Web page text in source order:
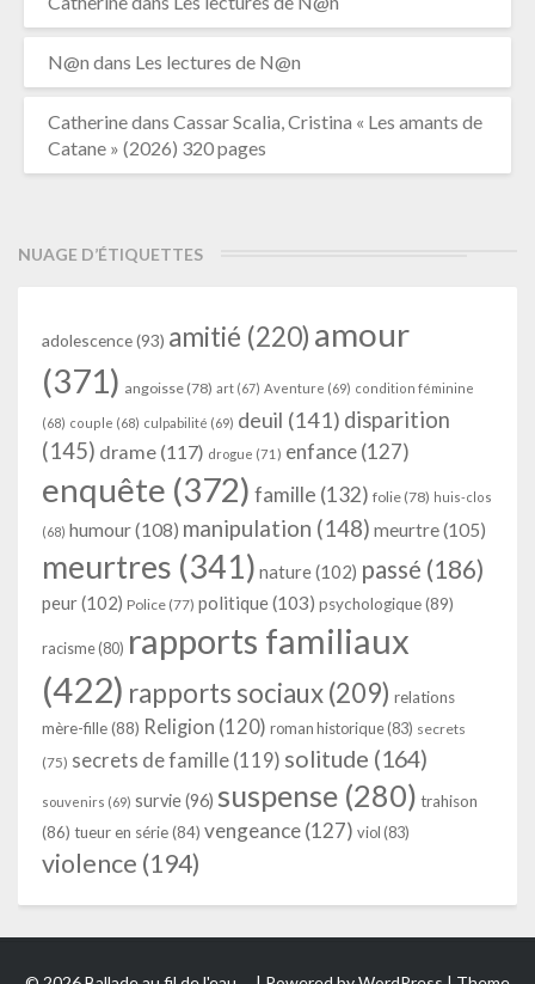
N@n dans Les lectures de N@n
Catherinedans Cassar Scalia, Cristina « Les amants de
Catane » (2026) 320 pages
NUAGE D’ÉTIQUETTES
adolescence(93) amitié (220) amour
(371) angoisse (78) art (67) Aventure (69) condition féminine
(68) couple (68) culpabilité (69) deuil (141) disparition
(145) drame (117) drogue (71) enfance(127)
enquête (372) famille (132) folie (78) huis-clos
(68) humour(108) manipulation (148) meurtre(105)
meurtres (341) nature(102) passé (186)
peur(102) Police (77) politique(103) psychologique(89)
racisme (80) rapports familiaux
(422) rapports sociaux(209) relations
mère-fille(88) Religion (120) roman historique(83) secrets
(75) secrets de famille (119) solitude (164)
souvenirs (69) survie(96) suspense (280) trahison
(86) tueur en série(84) vengeance(127) viol (83)
violence (194)